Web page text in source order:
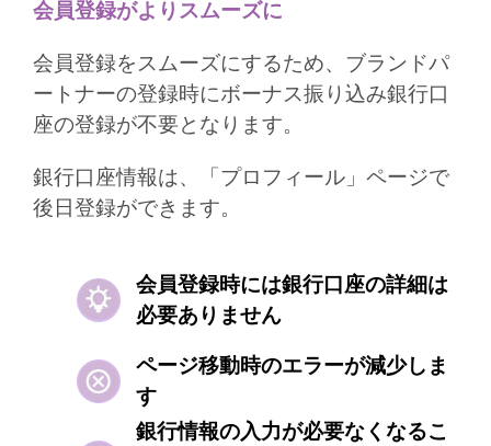
会員登録がよりスムーズに​​
会員登録をスムーズにするため、ブランドパ
ートナーの登録時にボーナス振り込み銀行口
座の登録が不要となります。​
銀行口座情報は、「プロフィール」ページで
後日登録ができます。​
会員登録時には銀行口座の詳細は
必要ありません​​​​
ページ移動時のエラーが減少しま
す​
銀行情報の入力が必要なくなるこ